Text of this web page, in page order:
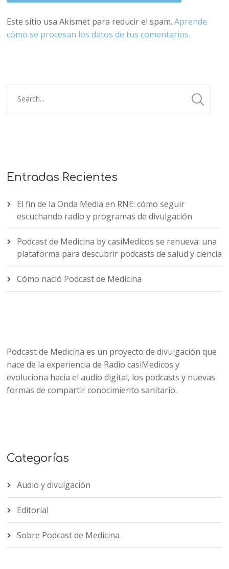
Este sitio usa Akismet para reducir el spam.Aprende
cómo se procesan los datos de tus comentarios.
Entradas Recientes
El fin de la Onda Media en RNE: cómo seguir
escuchando radio y programas de divulgación
Podcast de Medicina by casiMedicos se renueva: una
plataforma para descubrir podcasts de salud y ciencia
Cómo nació Podcast de Medicina
Podcast de Medicina es un proyecto de divulgación que
nace de la experiencia de Radio casiMedicos y
evoluciona hacia el audio digital, los podcasts y nuevas
formas de compartir conocimiento sanitario.
Categorías
Audio y divulgación
Editorial
Sobre Podcast de Medicina